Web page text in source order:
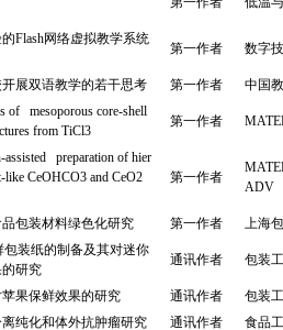
Flash网络虚拟教学系统
第一作者 数字
展双语教学的若干思考 第一作者 中国
of mesoporous core-shell
from TiCl3
第一作者
assisted preparation of hier
like CeOHCO3 and CeO2
第一作者
ADV
包装材料绿色化研究 第一作者 上海
包装纸的制备及其对迷你
研究
通讯作者 包装
果保鲜效果的研究 通讯作者
包装
纯化和体外抗肿瘤研究 通讯作者 食品